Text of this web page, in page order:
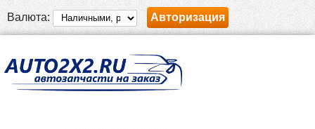
Валюта: Авторизация